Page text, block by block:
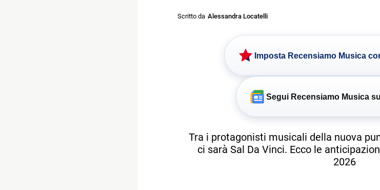
Scritto da Alessandra Locatelli
Imposta Recensiamo Musica
Segui Recensiamo Musica
Tra i protagonisti musicali della nuova
ci sarà Sal Da Vinci. Ecco le
2026